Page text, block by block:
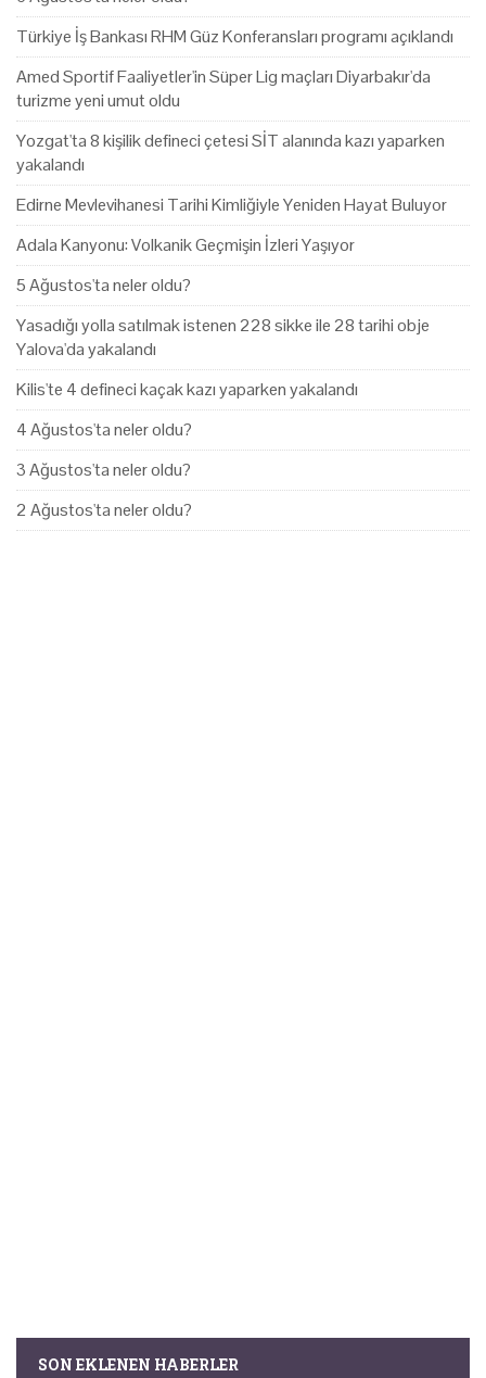
Türkiye İş Bankası RHM Güz Konferansları programı açıklandı
Amed Sportif Faaliyetler'in Süper Lig maçları Diyarbakır'da
turizme yeni umut oldu
Yozgat'ta 8 kişilik defineci çetesi SİT alanında kazı yaparken
yakalandı
Edirne Mevlevihanesi Tarihi Kimliğiyle Yeniden Hayat Buluyor
Adala Kanyonu: Volkanik Geçmişin İzleri Yaşıyor
5 Ağustos'ta neler oldu?
Yasadığı yolla satılmak istenen 228 sikke ile 28 tarihi obje
Yalova'da yakalandı
Kilis'te 4 defineci kaçak kazı yaparken yakalandı
4 Ağustos'ta neler oldu?
3 Ağustos'ta neler oldu?
2 Ağustos'ta neler oldu?
SON EKLENEN HABERLER